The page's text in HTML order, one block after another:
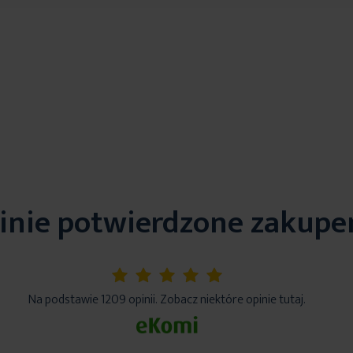
potwierdzone
5%
Na podstawie 1209 opinii. Zobacz niektóre opinie tutaj.